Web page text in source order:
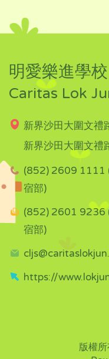
明愛樂進學校
Caritas Lok
新界沙田大圍文禮
新界沙田大圍文禮
(852) 2609 1111
宿部)
(852) 2601 9236
宿部)
https://
版權